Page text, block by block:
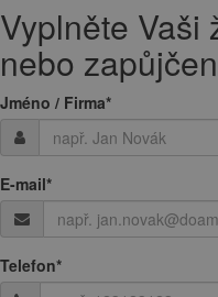
Vyplněte Vaši
nebo
Jméno / Firma*
E-mail*
Telefon*